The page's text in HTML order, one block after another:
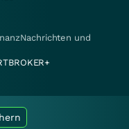
und